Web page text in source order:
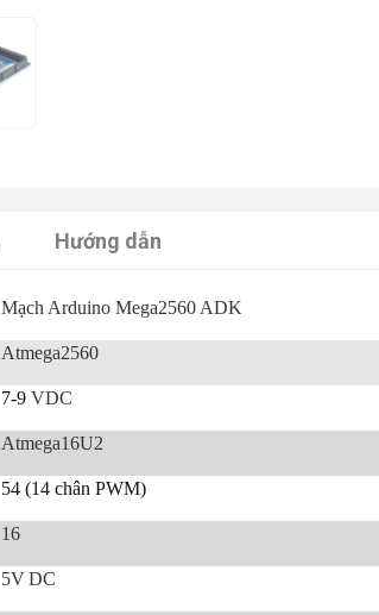
Hướng dẫn
Mạch Arduino Mega2560 ADK
Atmega2560
7-9 VDC
Atmega16U2
54 (14 chân PWM)
16
5VDC